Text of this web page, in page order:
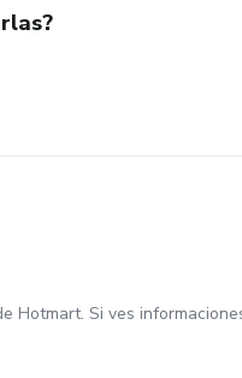
Hotmart. Si ves